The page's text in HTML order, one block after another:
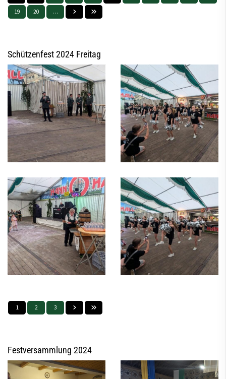
19 20 …
Schützenfest 2024 Freitag
1 2 3
Festversammlung 2024